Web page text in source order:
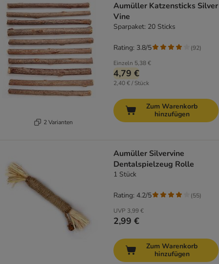
2 Varianten
Aumüller Katzensticks Silver
Vine
Sparpaket: 20 Sticks
Einzeln 5,38 €
4,79 €
2,40 € / Stück
Rating: 3.8/5 (92)
Zum Warenkorb
hinzufügen
Aumüller Silvervine
Dentalspielzeug Rolle
1 Stück
UVP 3,99 €
2,99 €
Rating: 4.2/5 (55)
Zum Warenkorb
hinzufügen